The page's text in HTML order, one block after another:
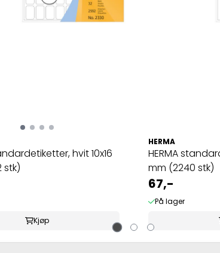
hvit 10x16
stk)
Kjøp
HERMA
HERMA
mm (2240 stk)
67,-
På lager